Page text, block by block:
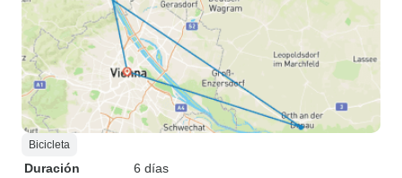
Bicicleta
Duración
6 días